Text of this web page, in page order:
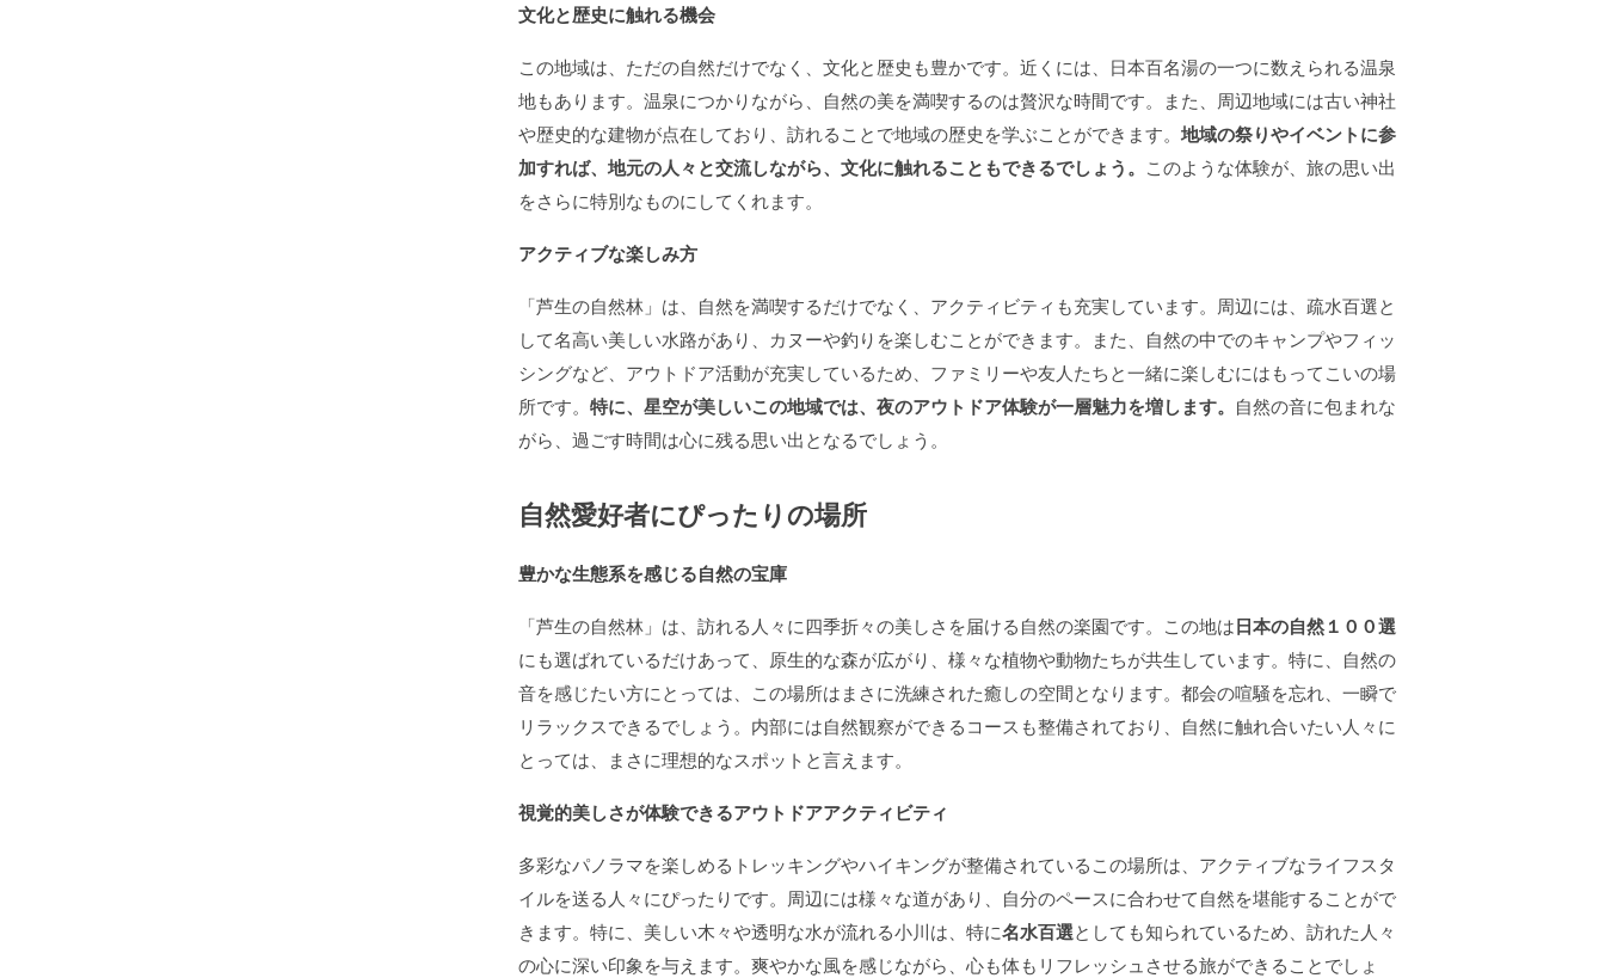
文化と歴史に触れる機会
この地域は、ただの自然だけでなく、文化と歴史も豊かです。近くには、日本百名湯の一つに数えられる温泉
地もあります。温泉につかりながら、自然の美を満喫するのは贅沢な時間です。また、周辺地域には古い神社
や歴史的な建物が点在しており、訪れることで地域の歴史を学ぶことができます。 地域の祭りやイベントに参
加すれば、地元の人々と交流しながら、文化に触れることもできるでしょう。 このような体験が、旅の思い出
をさらに特別なものにしてくれます。
アクティブな楽しみ方
「芦生の自然林」は、自然を満喫するだけでなく、アクティビティも充実しています。周辺には、疏水百選と
して名高い美しい水路があり、カヌーや釣りを楽しむことができます。また、自然の中でのキャンプやフィッ
シングなど、アウトドア活動が充実しているため、ファミリーや友人たちと一緒に楽しむにはもってこいの場
所です。 特に、星空が美しいこの地域では、夜のアウトドア体験が一層魅力を増します。 自然の音に包まれな
がら、過ごす時間は心に残る思い出となるでしょう。
自然愛好者にぴったりの場所
豊かな生態系を感じる自然の宝庫
「芦生の自然林」は、訪れる人々に四季折々の美しさを届ける自然の楽園です。この地は日本の自然１００選
にも選ばれているだけあって、原生的な森が広がり、様々な植物や動物たちが共生しています。特に、自然の
音を感じたい方にとっては、この場所はまさに洗練された癒しの空間となります。都会の喧騒を忘れ、一瞬で
リラックスできるでしょう。内部には自然観察ができるコースも整備されており、自然に触れ合いたい人々に
とっては、まさに理想的なスポットと言えます。
視覚的美しさが体験できるアウトドアアクティビティ
多彩なパノラマを楽しめるトレッキングやハイキングが整備されているこの場所は、アクティブなライフスタ
イルを送る人々にぴったりです。周辺には様々な道があり、自分のペースに合わせて自然を堪能することがで
きます。特に、美しい木々や透明な水が流れる小川は、特に名水百選としても知られているため、訪れた人々
の心に深い印象を与えます。爽やかな風を感じながら、心も体もリフレッシュさせる旅ができることでしょ